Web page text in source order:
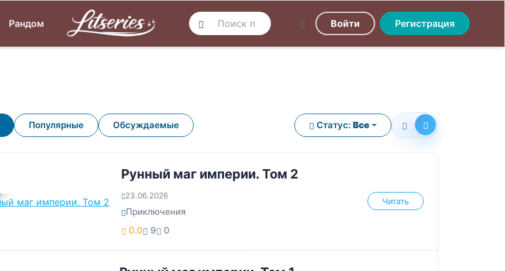
Рандом Войти Регистрация
Популярные Обсуждаемые Статус: Все
Рунный маг империи. Том 2
23.06.2026
Приключения
0.0
9 0
Читать